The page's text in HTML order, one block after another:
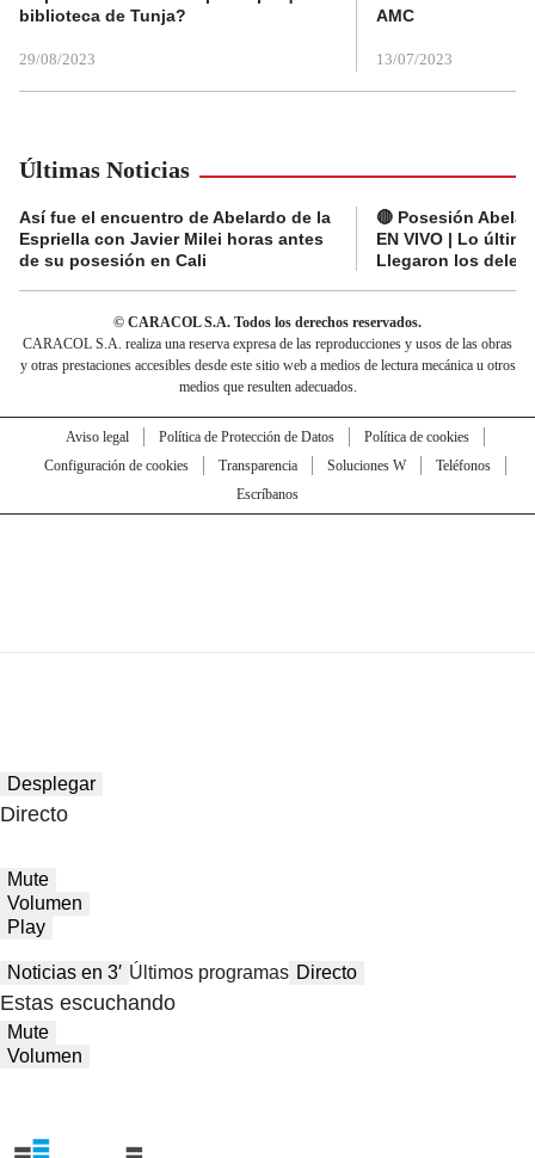
biblioteca de Tunja?
29/08/2023
AMC
13/07/2023
Últimas Noticias
Así fue el encuentro de Abelardo de la
Espriella con Javier Milei horas antes
de su posesión en Cali
🔴 Posesión
EN VIVO | Lo
Llegaron los
© CARACOL S.A. Todos los derechos reservados.
CARACOL S.A. realiza una reserva expresa de las reproducciones y usos de las obras
y otras prestaciones accesibles desde este sitio web a medios de lectura mecánica u otros
medios que resulten adecuados.
Aviso legal Política de Protección de Datos
Política de cookies
Configuración de cookies
Transparencia Soluciones W
Teléfonos
Escríbanos
Desplegar
Directo
Mute
Volumen
Play
Noticias en 3′ Últimos programas Directo
Estas escuchando
Mute
Volumen